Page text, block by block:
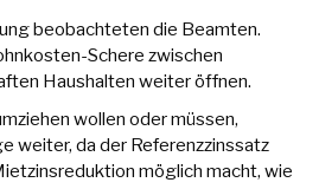
beobachteten die Beamten.
Schere zwischen
Haushalten weiter öffnen.
wollen oder müssen,
weiter, da der Referenzzinssatz
möglich macht, wie